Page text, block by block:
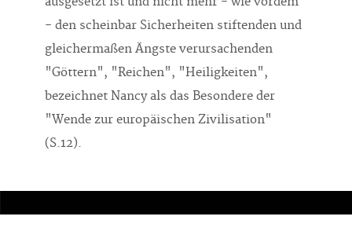
- den scheinbar Sicherheiten stiftenden und
gleichermaßen Ängste verursachenden
"Göttern", "Reichen", "Heiligkeiten",
bezeichnet Nancy als das Besondere der
"Wende zur europäischen Zivilisation"
(S.12).